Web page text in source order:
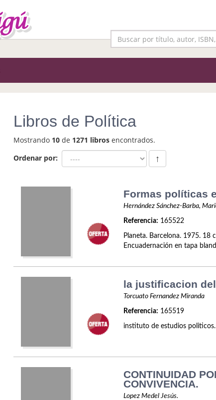
Libros de Política
Mostrando 10de 1271 librosencontrados.
Ordenar por:
↑
Formas políticas
Hernández Sánchez-Barba,
Referencia: 165522
Planeta. Barcelona. 1975. 18
Encuadernación en tapa
la justificacion
Torcuato Fernandez Miranda
Referencia: 165519
instituto de estudios
CONTINUIDAD
CONVIVENCIA.
Lopez Medel Jesús.